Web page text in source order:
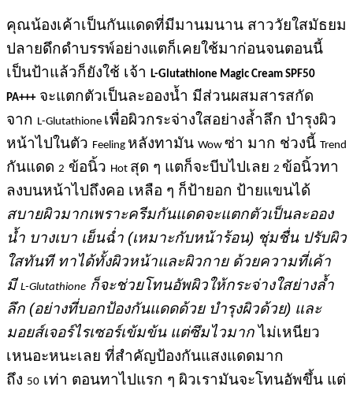
คุณน้องเค้าเป็นกันแดดที่มีมานมนาน สาววัยใสมัธยม
ปลายดึกดำบรรพ์อย่างแตก็เคยใช้มาก่อนจนตอนนี้
เป็นป้าแล้วก็ยังใช้ เจ้า L-Glutathione Magic Cream SPF50
PA+++จะแตกตัวเป็นละอองน้ำ มีส่วนผสมสารสกัด
จาก L-Glutathione เพื่อผิวกระจ่างใสอย่างล้ำลึก บำรุงผิว
หน้าไปในตัว Feeling หลังทามัน Wow ซ่า มาก ช่วงนี้ Trend
กันแดด 2 ข้อนิ้ว Hot สุด ๆ แตก็จะบีบไปเลย 2 ข้อนิ้วทา
ลงบนหน้าไปถึงคอ เหลือ ๆ ก็ป้ายอก ป้ายแขนได้
สบายผิวมากเพราะครีมกันแดดจะแตกตัวเป็นละออง
น้ำ บางเบา เย็นฉ่ำ (เหมาะกับหน้าร้อน) ชุ่มชื่น ปรับผิว
ใสทันที ทาได้ทั้งผิวหน้าและผิวกายด้วยความที่เค้า
มี L-Glutathione ก็จะช่วยโทนอัพผิวให้กระจ่างใสย่างล้ำ
ลึก (อย่างที่บอกป้องกันแดดด้วย บำรุงผิวด้วย) และ
มอยส์เจอร์ไรเซอร์เข้มข้น แต่ซึมไวมากไม่เหนียว
เหนอะหนะเลย ที่สำคัญป้องกันแสงแดดมาก
ถึง 50 เท่า ตอนทาไปแรก ๆ ผิวเรามันจะโทนอัพขึ้น แต่